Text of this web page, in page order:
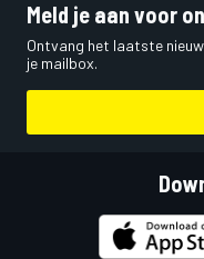
Meld je aan voor
Ontvang het laatste
je mailbox.